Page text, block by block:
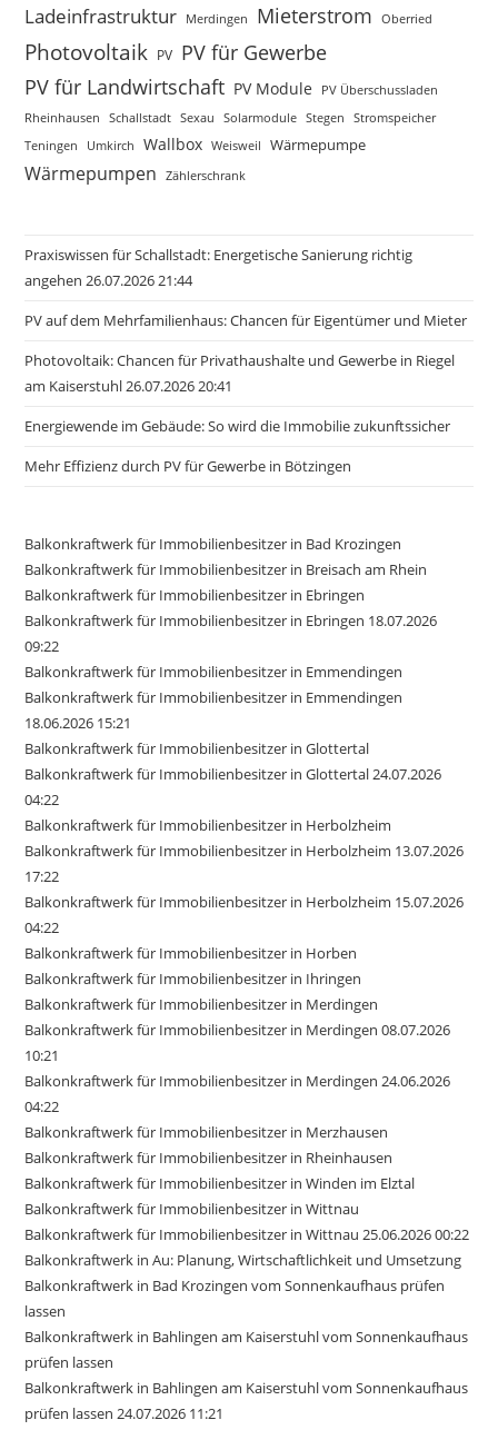
Ladeinfrastruktur Merdingen Mieterstrom Oberried
Photovoltaik PV PV für Gewerbe
PV für Landwirtschaft PV Module
PV Überschussladen
Rheinhausen
Schallstadt Sexau Solarmodule Stegen
Stromspeicher
Teningen
Umkirch Wallbox Weisweil Wärmepumpe
Wärmepumpen Zählerschrank
Praxiswissen für Schallstadt: Energetische Sanierung richtig
angehen 26.07.2026 21:44
PV auf dem Mehrfamilienhaus: Chancen für Eigentümer und Mieter
Photovoltaik: Chancen für Privathaushalte und Gewerbe in Riegel
am Kaiserstuhl 26.07.2026 20:41
Energiewende im Gebäude: So wird die Immobilie zukunftssicher
Mehr Effizienz durch PV für Gewerbe in Bötzingen
Balkonkraftwerk für Immobilienbesitzer in Bad Krozingen
Balkonkraftwerk für Immobilienbesitzer in Breisach am Rhein
Balkonkraftwerk für Immobilienbesitzer in Ebringen
Balkonkraftwerk für Immobilienbesitzer in Ebringen 18.07.2026
09:22
Balkonkraftwerk für Immobilienbesitzer in Emmendingen
Balkonkraftwerk für Immobilienbesitzer in Emmendingen
18.06.2026 15:21
Balkonkraftwerk für Immobilienbesitzer in Glottertal
Balkonkraftwerk für Immobilienbesitzer in Glottertal 24.07.2026
04:22
Balkonkraftwerk für Immobilienbesitzer in Herbolzheim
Balkonkraftwerk für Immobilienbesitzer in Herbolzheim 13.07.2026
17:22
Balkonkraftwerk für Immobilienbesitzer in Herbolzheim 15.07.2026
04:22
Balkonkraftwerk für Immobilienbesitzer in Horben
Balkonkraftwerk für Immobilienbesitzer in Ihringen
Balkonkraftwerk für Immobilienbesitzer in Merdingen
Balkonkraftwerk für Immobilienbesitzer in Merdingen 08.07.2026
10:21
Balkonkraftwerk für Immobilienbesitzer in Merdingen 24.06.2026
04:22
Balkonkraftwerk für Immobilienbesitzer in Merzhausen
Balkonkraftwerk für Immobilienbesitzer in Rheinhausen
Balkonkraftwerk für Immobilienbesitzer in Winden im Elztal
Balkonkraftwerk für Immobilienbesitzer in Wittnau
Balkonkraftwerk für Immobilienbesitzer in Wittnau 25.06.2026 00:22
Balkonkraftwerk in Au: Planung, Wirtschaftlichkeit und Umsetzung
Balkonkraftwerk in Bad Krozingen vom Sonnenkaufhaus prüfen
lassen
Balkonkraftwerk in Bahlingen am Kaiserstuhl vom Sonnenkaufhaus
prüfen lassen
Balkonkraftwerk in Bahlingen am Kaiserstuhl vom Sonnenkaufhaus
prüfen lassen 24.07.2026 11:21